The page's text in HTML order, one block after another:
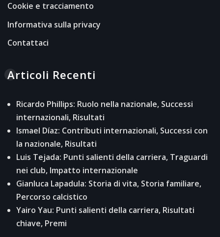
Cookie e tracciamento
Informativa sulla privacy
Contattaci
Articoli Recenti
Ricardo Phillips: Ruolo nella nazionale, Successi
internazionali, Risultati
Ismael Díaz: Contributi internazionali, Successi con
la nazionale, Risultati
Luis Tejada: Punti salienti della carriera, Traguardi
nei club, Impatto internazionale
Gianluca Lapadula: Storia di vita, Storia familiare,
Percorso calcistico
Yairo Yau: Punti salienti della carriera, Risultati
chiave, Premi